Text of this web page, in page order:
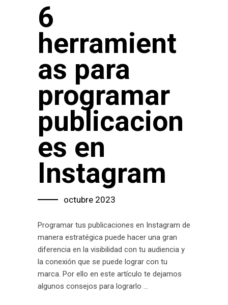
6
herramient
as para
programar
publicacion
es en
Instagram
octubre 2023
Programar tus publicaciones en Instagram de
manera estratégica puede hacer una gran
diferencia en la visibilidad con tu audiencia y
la conexión que se puede lograr con tu
marca. Por ello en este artículo te dejamos
algunos consejos para lograrlo